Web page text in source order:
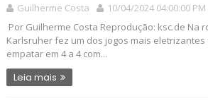
Guilherme Costa
10/04/2024 04:00:00 PM
Por Guilherme Costa Reprodução: ksc.de Na
Karlsruher fez um dos jogos mais
empatar em 4 a 4 com...
Leia mais